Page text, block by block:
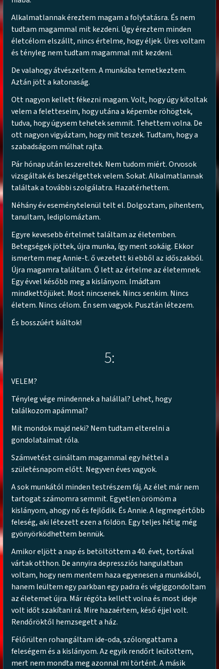
Alkalmatlannak éreztem magam a folytatásra. És nem
tudtam magammal mit kezdeni. Úgy éreztem minden
életcélom elszállt, nincs értelme, hogy éljek. Üres voltam
és tényleg nem tudtam magammal mit kezdeni.
De valahogy átvészeltem. A munkába temetkeztem.
Aztán jött a katonaság.
Ott nagyon kellett fékezni magam. Volt, hogy úgy kitoltak
velem a feletteseim, hogy utána a képembe röhögtek,
tudva, hogy úgysem tehetek semmit. Tehettem volna. De
ott nagyon vigyáztam, hogy mit teszek. Tudtam, hogy a
szabadságom múlhat rajta.
Pár hónap után leszereltek. Nem tudom miért. Orvosok
vizsgáltak és beszélgettek velem. Sokat. Alkalmatlannak
találtak a további szolgálatra. Hazatérhettem.
Néhány év eseménytelenül telt el. Dolgoztam, pihentem,
tanultam, lediplomáztam.
Egyre kevesebb értelmet találtam az életemben.
Betegségek jöttek, újra munka, így ment sokáig. Ekkor
ismertem meg Annie-t. ő vezetett ki ebből az időszakból.
Újra magamra találtam. Ő lett az értelme az életemnek.
Egy évvel később meg a kislányom. Imádtam
mindkettőjüket. Most nincsenek. Nincs senkim. Nincs
életem. Nincs célom. Én sem vagyok. Pusztán létezem.
És bosszúért kiáltok!
5:
VELEM?
Tényleg vége mindennek a halállal? Lehet, hogy
találkozom apámmal?
Mit mondok majd neki? Nem tudtam elterelni a
gondolataimat róla.
Számvetést csináltam magammal egy héttel a
születésnapom előtt. Negyven éves vagyok.
A sok munkától minden testrészem fáj. Az élet már nem
tartogat számomra semmit. Egyetlen örömöm a
kislányom, ahogy nő és fejlődik. És Annie. A legmegértőbb
feleség, aki létezett ezen a földön. Egy teljes hétig még
gyönyörködhettem bennük.
Amikor eljött a nap és betöltöttem a 40. évet, tortával
vártak otthon. De annyira depressziós hangulatban
voltam, hogy nem mentem haza egyenesen a munkából,
hanem leültem egy parkban egy padra és végiggondoltam
az életemet újra. Már régóta kellett volna és most ideje
volt időt szakítani rá. Mire hazaértem, késő éjjel volt.
Rendőröktől hemzsegett a ház.
Félőrülten rohangáltam ide-oda, szólongattam a
feleségem és a kislányom. Az egyik rendőrt leütöttem,
mert nem mondta meg azonnal mi történt. A másik